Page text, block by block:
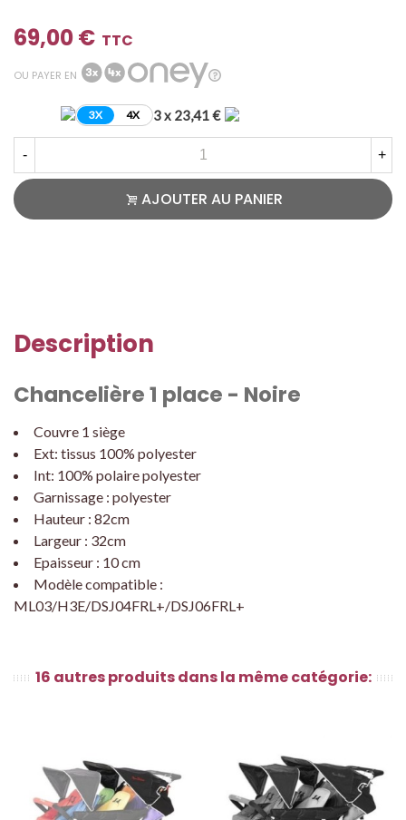
69,00 € TTC
OU PAYER EN
3X 4X 3 x 23,41 €
- +
AJOUTER AU PANIER
Description
Chancelière 1 place - Noire
Couvre 1 siège
Ext: tissus 100% polyester
Int: 100% polaire polyester
Garnissage : polyester
Hauteur : 82cm
Largeur : 32cm
Epaisseur : 10 cm
Modèle compatible :
ML03/H3E/DSJ04FRL+/DSJ06FRL+
16 autres produits dans la même catégorie: